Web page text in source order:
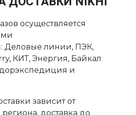
осуществляется
Деловые линии, ПЭК,
КИТ, Энергия, Байкал
и
зависит от
доставка до